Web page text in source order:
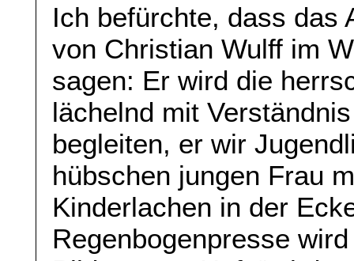
Ich befürchte, dass das
von Christian Wulff im
sagen: Er wird die
lächelnd mit
begleiten, er wir
hübschen jungen Frau
Kinderlachen in der
Regenbogenpresse